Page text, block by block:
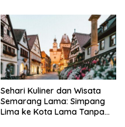
Sehari Kuliner dan Wisata
Semarang Lama: Simpang
Lima ke Kota Lama Tanpa